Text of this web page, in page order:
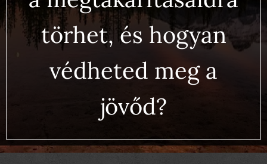
törhet, és hogyan
védheted meg a
jövőd?